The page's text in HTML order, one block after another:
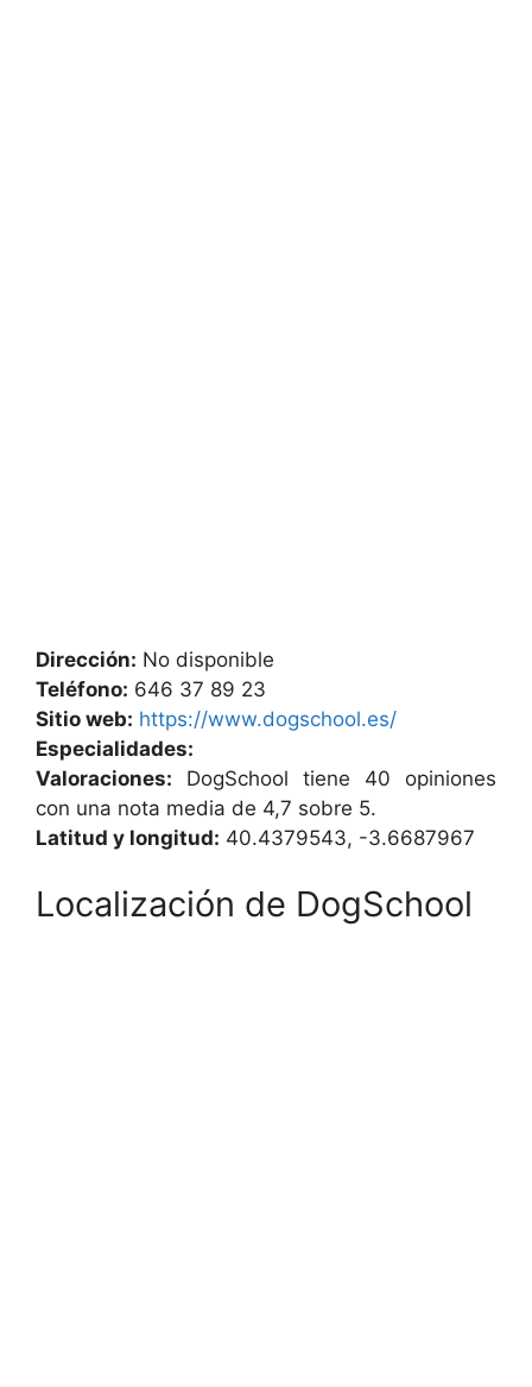
Dirección: No disponible
Teléfono: 646 37 89 23
Sitio web: https://www.dogschool.es/
Especialidades:
Valoraciones: DogSchool tiene 40 opiniones
con una nota media de 4,7 sobre 5.
Latitud y longitud: 40.4379543, -3.6687967
Localización de DogSchool